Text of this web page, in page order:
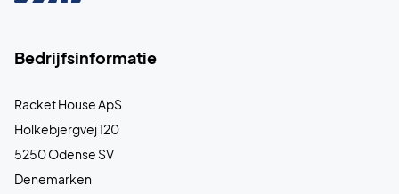
Bedrijfsinformatie
Racket House ApS
Holkebjergvej 120
5250 Odense SV
Denemarken